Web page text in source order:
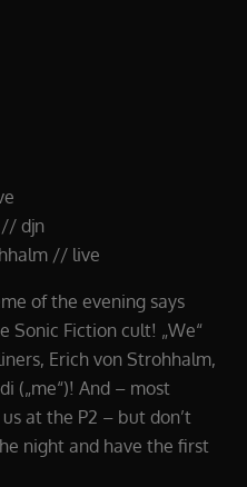
djn
// live
of the evening says
Sonic Fiction cult! „We“
Erich von Strohhalm,
(„me“)! And – most
at the P2 – but don’t
night and have the first